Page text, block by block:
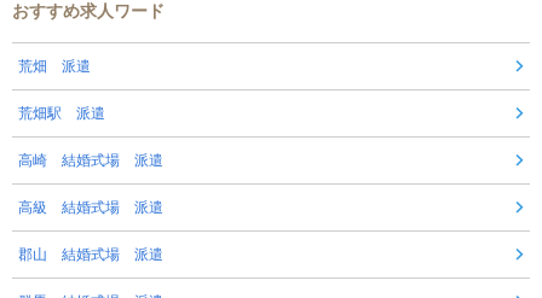
おすすめ求人ワード
荒畑 派遣
荒畑駅 派遣
高崎 結婚式場 派遣
高級 結婚式場 派遣
郡山 結婚式場 派遣